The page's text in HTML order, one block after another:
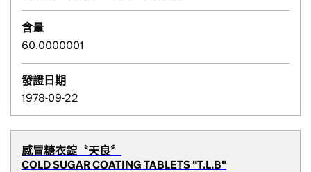
含量
60.0000001
發證日期
1978-09-22
感冒糖衣錠〝天良〞
COLD SUGAR COATING TABLETS "T.L.B"